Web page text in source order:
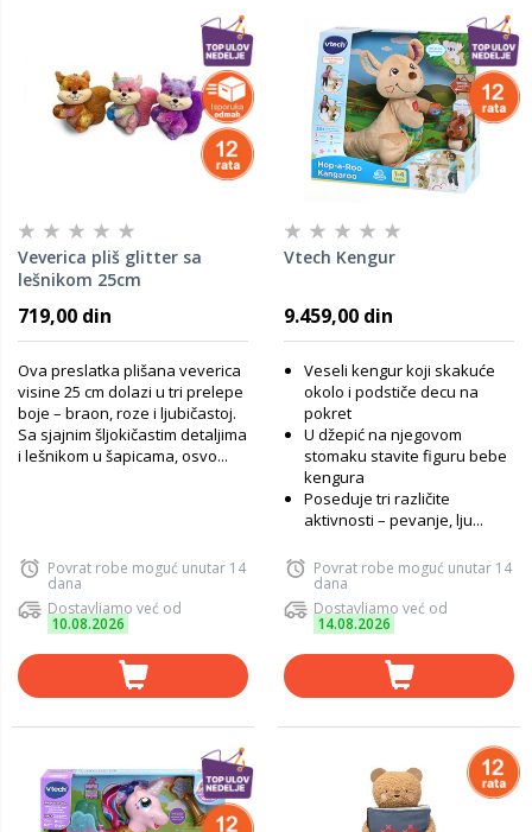
Veverica pliš glitter sa
lešnikom 25cm
719,00 din
Ova preslatka plišana veverica
visine 25 cm dolazi u tri prelepe
boje – braon, roze i ljubičastoj.
Sa sjajnim šljokičastim detaljima
i lešnikom u šapicama, osvo...
Povrat robe moguć unutar 14
dana
Dostavljamo već od
10.08.2026
Vtech Kengur
9.459,00 din
Veseli kengur koji skakuće
okolo i podstiče decu na
pokret
U džepić na njegovom
stomaku stavite figuru bebe
kengura
Poseduje tri različite
aktivnosti – pevanje, lju...
Povrat robe moguć unutar 14
dana
Dostavljamo već od
14.08.2026